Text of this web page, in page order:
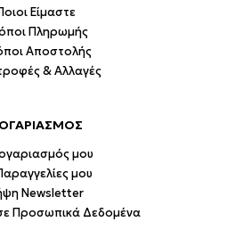
Είμαστε
Πληρωμής
Αποστολής
& Αλλαγές
μου
μου
Newsletter
Προσωπικά Δεδομένα